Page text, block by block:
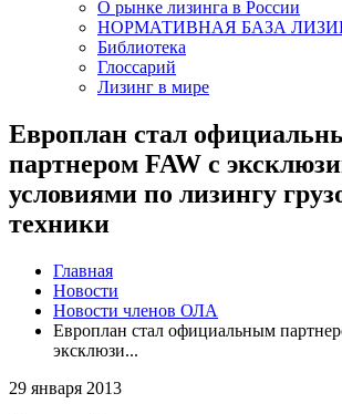
О рынке лизинга в России
НОРМАТИВНАЯ БАЗА
Библиотека
Глоссарий
Лизинг в мире
Европлан стал
партнером FAW с
условиями по лизингу
техники
Главная
Новости
Новости членов ОЛА
Европлан стал официальным
эксклюзи...
29 января 2013